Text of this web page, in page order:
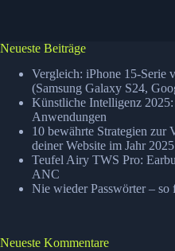
Neueste Beiträge
Vergleich: iPhone 15-Serie
(Samsung Galaxy S24,
Künstliche Intelligenz
Anwendungen
10 bewährte Strategien zur
deiner Website im Jahr 2025
Teufel Airy TWS Pro:
ANC
Nie wieder Passwörter –
Neueste Kommentare